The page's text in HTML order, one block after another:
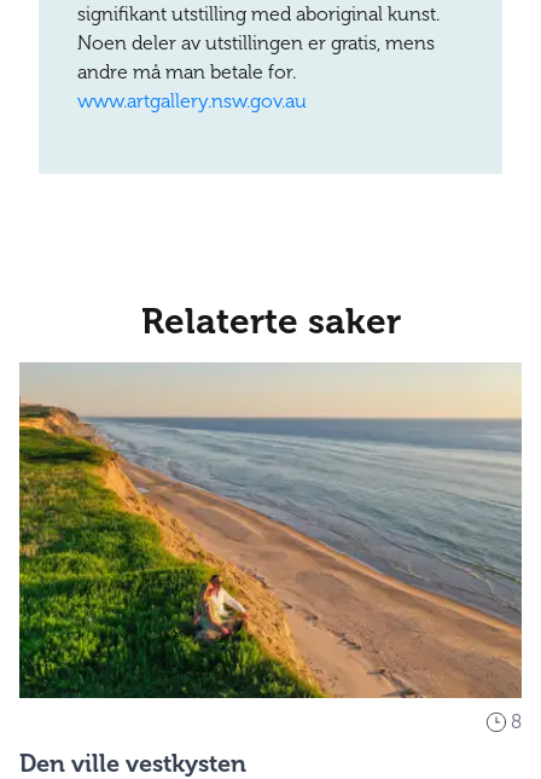
signifikant utstilling med aboriginal kunst.
Noen deler av utstillingen er gratis, mens
andre må man betale for.
www.artgallery.nsw.gov.au
Relaterte saker
8
Den ville vestkysten